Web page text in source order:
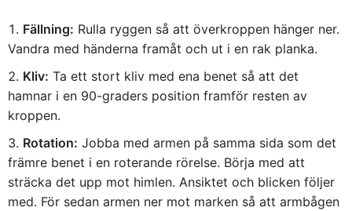
Fällning: Rulla ryggen så att överkroppen hänger ner.
Vandra med händerna framåt och ut i en rak planka.
Kliv: Ta ett stort kliv med ena benet så att det
hamnar i en 90-graders position framför resten av
kroppen.
Rotation: Jobba med armen på samma sida som det
främre benet i en roterande rörelse. Börja med att
sträcka det upp mot himlen. Ansiktet och blicken följer
med. För sedan armen ner mot marken så att armbågen